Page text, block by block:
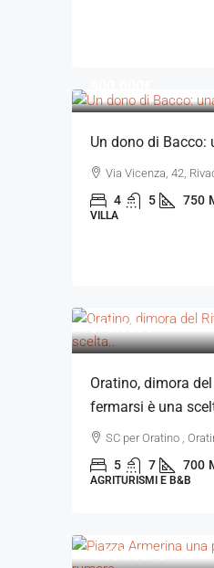
Un dono di Bacco:
Via Vicenza, 42,
4 5 750
VILLA
990.000€
Oratino, dimora
fermarsi è una
SC per Oratino ,
5 7 700
AGRITURISMI E B&B
1.080.000€